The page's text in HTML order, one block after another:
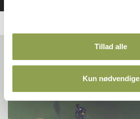
Tillad alle
Kun nødvendige